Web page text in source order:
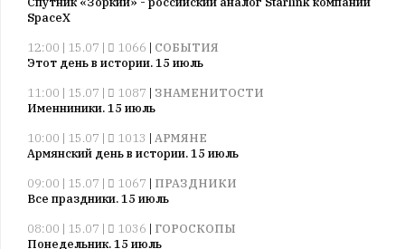
SpaceX
12:00 | 15.07 |
1066 | СОБЫТИЯ
Этот день в истории. 15 июль
11:00 | 15.07 |
1087 | ЗНАМЕНИТОСТИ
Именниники. 15 июль
10:00 | 15.07 |
1013 | АРМЯНЕ
Армянский день в истории. 15 июль
09:00 | 15.07 |
1067 | ПРАЗДНИКИ
Все праздники. 15 июль
08:00 | 15.07 |
1036 | ГОРОСКОПЫ
Понедельник. 15 июль